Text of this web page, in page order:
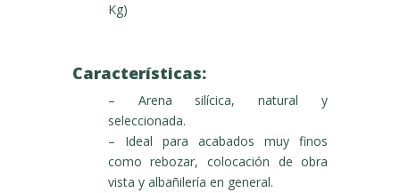
Kg)
Características:
– Arena silícica, natural y
seleccionada.
– Ideal para acabados muy finos
como rebozar, colocación de obra
vista y albañilería en general.